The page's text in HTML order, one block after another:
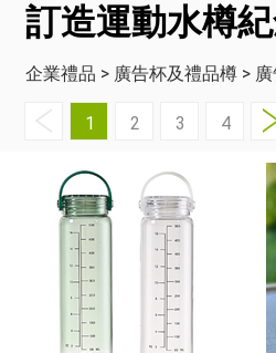
訂造運動水樽
企業禮品 > 廣告杯及禮品樽 >
1 2 3 4